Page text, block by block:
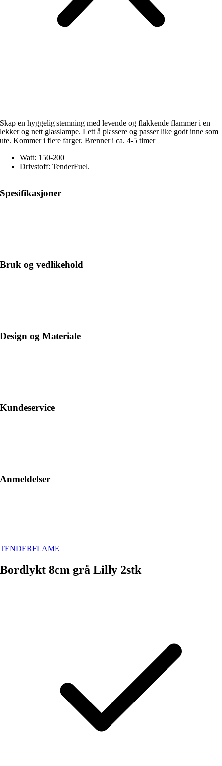
Skap en hyggelig stemning med levende og flakkende flammer i en
lekker og nett glasslampe. Lett å plassere og passer like godt inne som
ute. Kommer i flere farger. Brenner i ca. 4-5 timer
Watt: 150-200
Drivstoff: TenderFuel.
Spesifikasjoner
Bruk og vedlikehold
Design og Materiale
Kundeservice
Anmeldelser
TENDERFLAME
Bordlykt 8cm grå Lilly 2stk